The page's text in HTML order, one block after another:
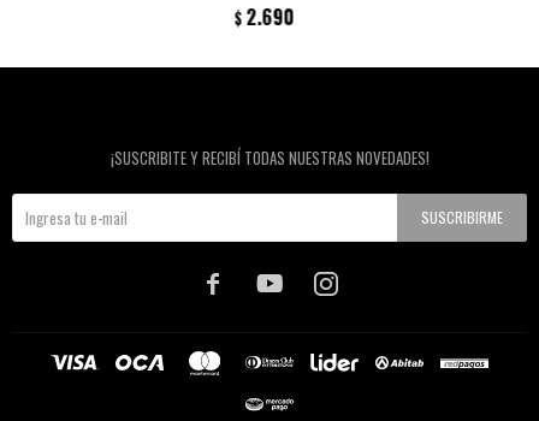
$ 2.690
¡SUSCRIBITE Y RECIBÍ TODAS NUESTRAS NOVEDADES!
SUSCRIBIRME
  